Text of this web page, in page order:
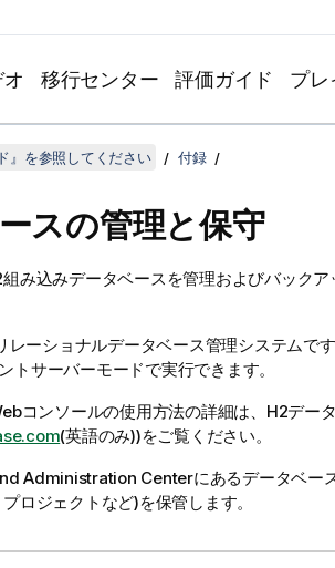
オ 移行センター 評価ガイド プレ
』を参照してください 付録
スの管理と保守
み込みデータベースを管理およびバック
ーショナルデータベース管理システムで
トサーバーモードで実行できます。
コンソールの使用方法の詳細は、H2デー
(英語のみ))をご覧ください。
Administration Centerにあるデータベー
ロジェクトなど)を保管します。